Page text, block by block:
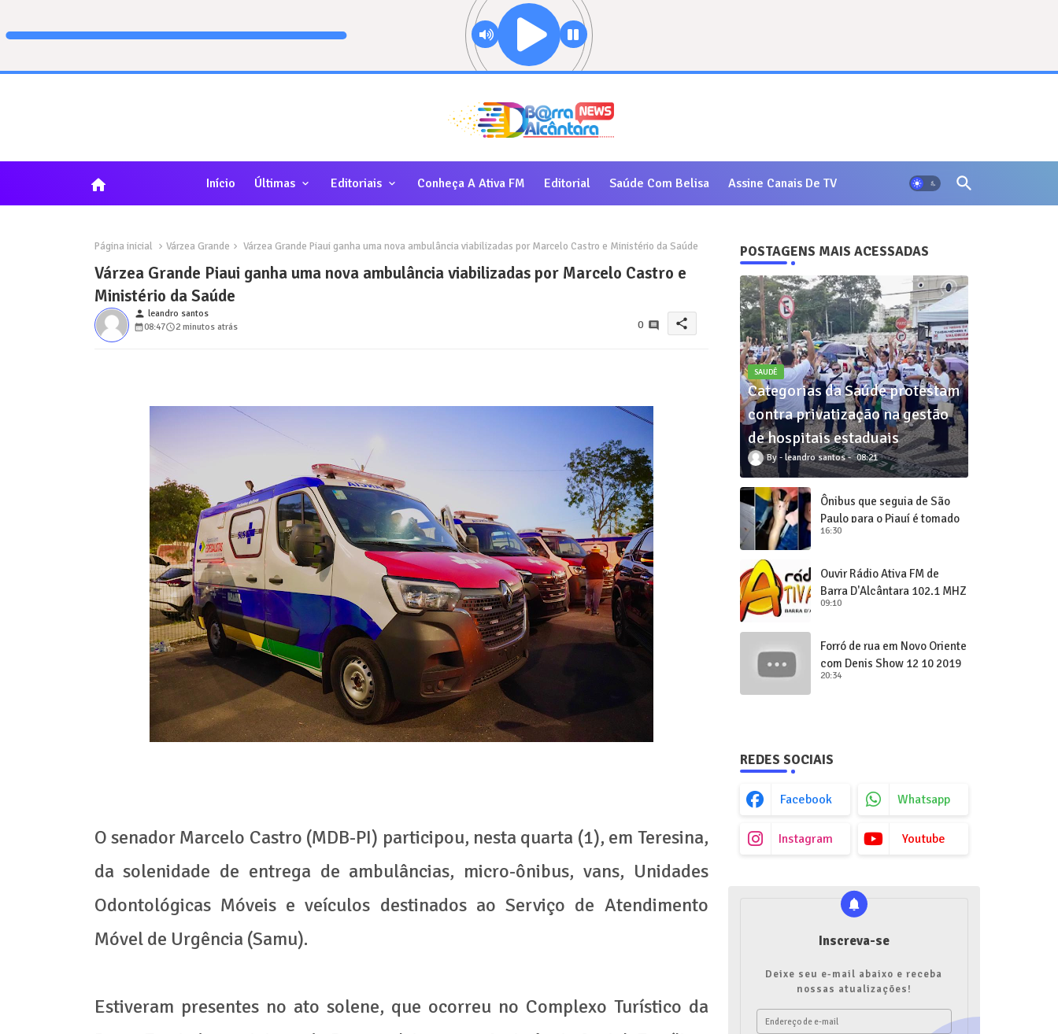
home Início Últimas Editoriais Conheça A Ativa FM Editorial Saúde Com Belisa Assine Canais De TV
Página inicial Várzea Grande Várzea Grande Piaui ganha uma nova ambulância viabilizadas por Marcelo Castro e Ministério da Saúde
Várzea Grande Piaui ganha uma nova ambulância viabilizadas por Marcelo Castro e
Ministério da Saúde
person leandro santos
08:47
2 minutos atrás 0 share
O senador Marcelo Castro (MDB-PI) participou, nesta quarta (1), em Teresina,
da solenidade de entrega de ambulâncias, micro-ônibus, vans, Unidades
Odontológicas Móveis e veículos destinados ao Serviço de Atendimento
Móvel de Urgência (Samu).
Estiveram presentes no ato solene, que ocorreu no Complexo Turístico da
POSTAGENS MAIS ACESSADAS
SAUDÊ
Categorias da Saúde protestam
contra privatização na gestão
de hospitais estaduais
leandro santos 08:21
Ônibus que seguia de São
Paulo para o Piauí é tomado
de assalto
16:30
Ouvir Rádio Ativa FM de
Barra D'Alcântara 102,1 MHZ
09:10
Forró de rua em Novo Oriente
com Denis Show 12 10 2019
20:34
REDES SOCIAIS
Facebook Whatsapp
Instagram Youtube
Inscreva-se
Deixe seu e-mail abaixo e receba
nossas atualizações!